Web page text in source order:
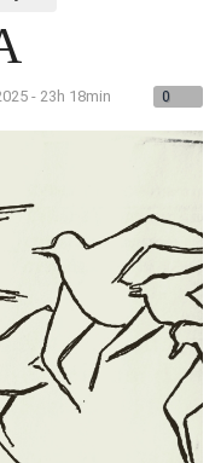
- 23h 18min 0